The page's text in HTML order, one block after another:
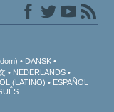
DANSK
NEDERLANDS
(LATINO)
ESPAÑOL